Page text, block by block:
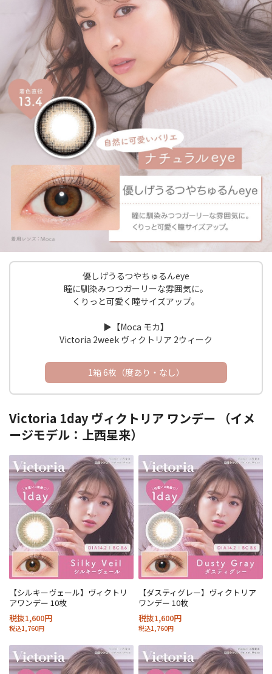
優しげうるつやちゅるんeye
瞳に馴染みつつガーリーな雰囲気に。
くりっと可愛く瞳サイズアップ。
▶︎【Moca モカ】
Victoria 2week ヴィクトリア 2ウィーク
1箱 6枚（度あり・なし）
Victoria 1day ヴィクトリア ワンデー （イメ
ージモデル：上西星来）
【シルキーヴェール】ヴィクトリ
アワンデー 10枚
税抜1,600円
税込1,760円
【ダスティグレー】ヴィクトリア
ワンデー 10枚
税抜1,600円
税込1,760円